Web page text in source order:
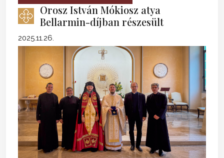
Orosz István Mókiosz atya
Bellarmin-díjban részesült
2025.11.26.